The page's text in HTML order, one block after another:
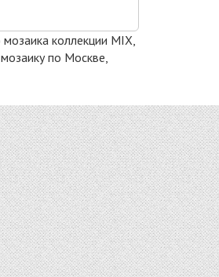
2577 - С
стекло 313x495
4889 руб. / кв.м.
коллекции MIX,
по Москве,